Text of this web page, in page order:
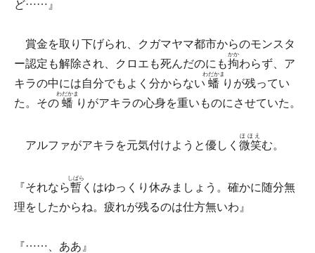
ど……』
賞金を取り下げられ、クガマヤマ都市からのモンスタ
ー認定も解除され、クロエも死んだのにも拘
かか
わらず、ア
キラの中には自分でもよく分からない 蟠
わだかま
りが残ってい
た。その 蟠
わだかま
りがアキラの心身を重いものにさせていた。
アルファがアキラを元気付けようと優しく 微笑
ほほえ
む。
『それなら暫
しばら
くはゆっくり休みましょう。確かに随分無
理をしたからね。疲れが残るのは仕方無いわ』
『……、ああ』